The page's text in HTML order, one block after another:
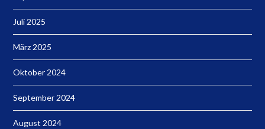
Juli 2025
März 2025
Oktober 2024
September 2024
August 2024